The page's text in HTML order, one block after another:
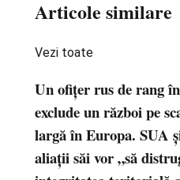
Articole similare
Vezi toate
Un ofițer rus de rang
exclude un război pe
largă în Europa. SUA
aliații săi vor „să